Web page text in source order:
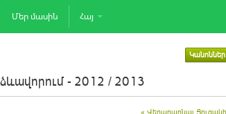
Մեր մասին Հայ
Կանոններ
- 2012 / 2013